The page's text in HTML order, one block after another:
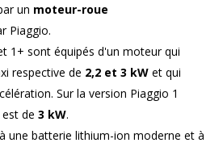
un moteur-roue
Piaggio.
1+ sont équipés d'un moteur qui
respective de 2,2 et 3 kW et qui
Sur la version Piaggio 1
de 3 kW.
une batterie lithium-ion moderne et à